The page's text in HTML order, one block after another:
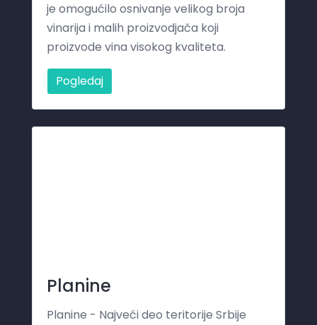
je omogućilo osnivanje velikog broja
vinarija i malih proizvodjača koji
proizvode vina visokog kvaliteta.
Pogledaj
Planine
Planine - Najveći deo teritorije Srbije